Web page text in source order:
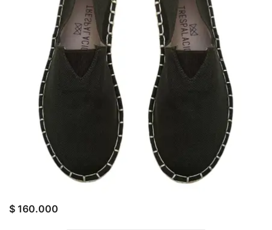
$ 160.000